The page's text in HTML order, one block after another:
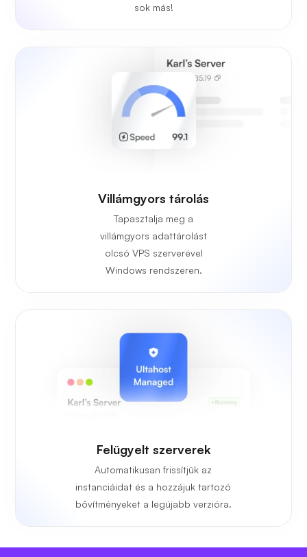
sok más!
Villámgyors tárolás
Tapasztalja meg a
villámgyors adattárolást
olcsó VPS szerverével
Windows rendszeren.
Felügyelt szerverek
Automatikusan frissítjük az
instanciáidat és a hozzájuk tartozó
bővítményeket a legújabb verzióra.